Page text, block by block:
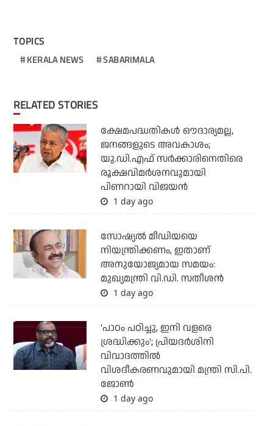
TOPICS
KERALA NEWS SABARIMALA
RELATED STORIES
ക്ഷേമപദ്ധതികള്‍ ഔദാര്യമല്ല,
ജനങ്ങളുടെ അവകാശം;
യു.ഡി.എഫ് സര്‍ക്കാരിനെതിരെ
രൂക്ഷവിമര്‍ശനവുമായി
പിണറായി വിജയന്‍
1 day ago
സോഷ്യല്‍ മീഡിയയെ
നിയന്ത്രിക്കണം, ഇതാണ്
അനുയോജ്യമായ സമയം:
മുഖ്യമന്ത്രി വി.ഡി. സതീശന്‍
1 day ago
'പാഠം പഠിച്ചു, ഇനി വളരെ
ശ്രദ്ധിക്കും'; പ്രിയദര്‍ശിനി
വിവാദത്തില്‍
വിശദീകരണവുമായി മന്ത്രി സി.പി.
ജോണ്‍
1 day ago